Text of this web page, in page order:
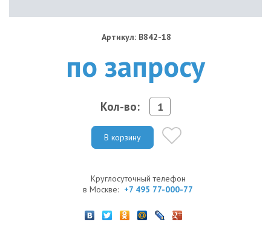
Артикул: B842-18
по запросу
Кол-во:
В корзину
Круглосуточный телефон
в Москве: +7 495 77-000-77